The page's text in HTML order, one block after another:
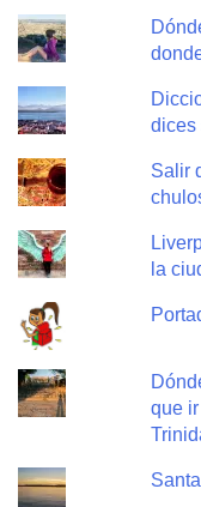
dices
Salir
la
que